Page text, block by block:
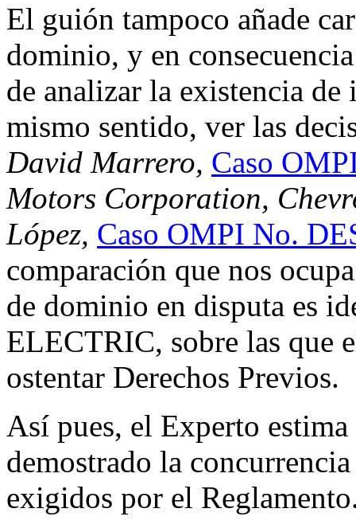
El guión tampoco añade
dominio, y en
de analizar la existencia
mismo sentido, ver las
David Marrero, Caso
Motors Corporation,
López, Caso OMPI No.
comparación que nos
de dominio en disputa es
ELECTRIC, sobre las que
ostentar Derechos Previos.
Así pues, el Experto
demostrado la
exigidos por el